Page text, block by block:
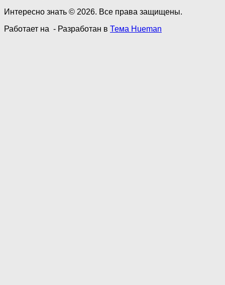
Интересно знать © 2026. Все права защищены.
Работает на - Разработан в Тема Hueman